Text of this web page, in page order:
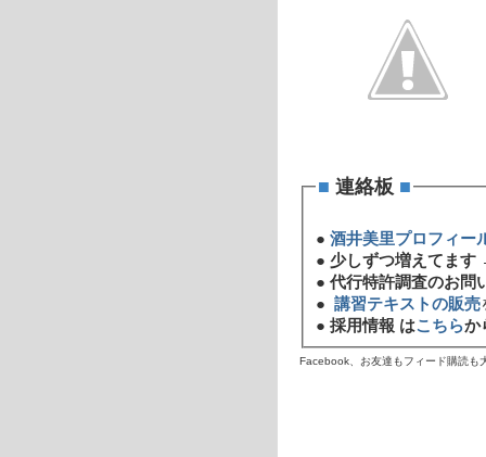
■連絡板 ■
●酒井美里プロフィー
● 少しずつ増えてま
●代行特許調査のお問
●講習テキストの販売
●採用情報 はこちらか
Facebook、お友達もフィード購読も